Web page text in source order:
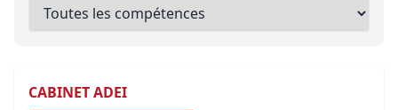
CABINET ADEI